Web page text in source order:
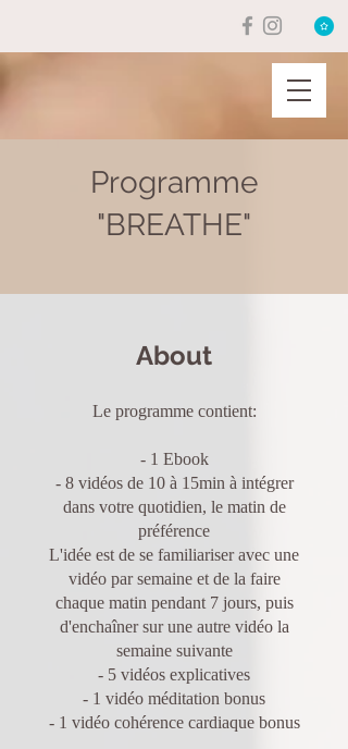
Programme
"BREATHE"
About
Le programme contient:
- 1 Ebook
- 8 vidéos de 10 à 15min à intégrer
dans votre quotidien, le matin de
préférence
L'idée est de se familiariser avec une
vidéo par semaine et de la faire
chaque matin pendant 7 jours, puis
d'enchaîner sur une autre vidéo la
semaine suivante
- 5 vidéos explicatives
- 1 vidéo méditation bonus
- 1 vidéo cohérence cardiaque bonus